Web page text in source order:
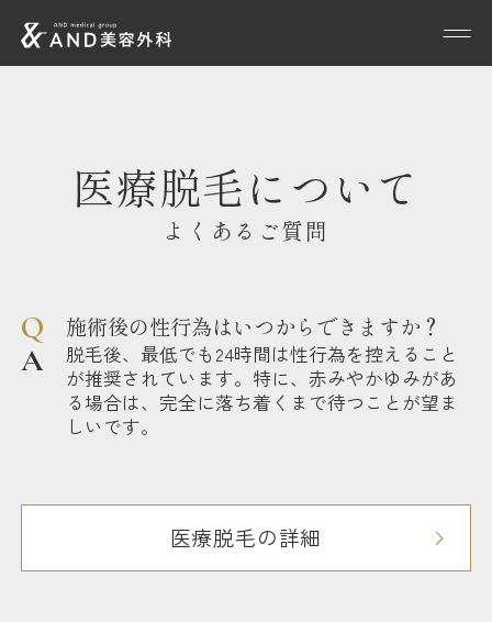
医療脱毛について
よくあるご質問
施術後の性行為はいつからできますか？
脱毛後、最低でも24時間は性行為を控えること
が推奨されています。特に、赤みやかゆみがあ
る場合は、完全に落ち着くまで待つことが望ま
しいです。
医療脱毛の詳細